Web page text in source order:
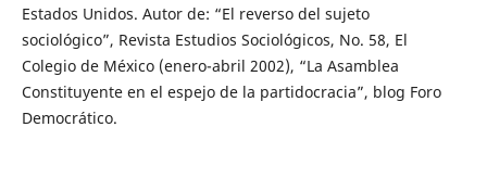
Estados Unidos. Autor de: “El reverso del sujeto
sociológico”, Revista Estudios Sociológicos, No. 58, El
Colegio de México (enero-abril 2002), “La Asamblea
Constituyente en el espejo de la partidocracia”, blog Foro
Democrático.